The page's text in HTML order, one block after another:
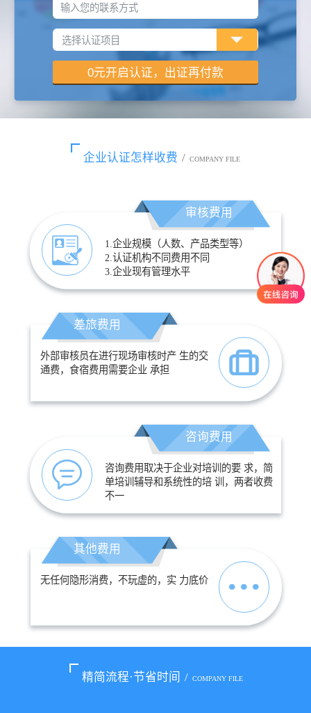
输入您的联系方式
企业认证怎样收费 / COMPANY FILE
审核费用
1.企业规模（人数、产品类型等）
2.认证机构不同费用不同
3.企业现有管理水平
差旅费用
外部审核员在进行现场审核时产 生的交
通费，食宿费用需要企业 承担
咨询费用
咨询费用取决于企业对培训的要 求，简
单培训辅导和系统性的培 训，两者收费
不一
其他费用
无任何隐形消费，不玩虚的，实 力底价
精简流程·节省时间 / COMPANY FILE